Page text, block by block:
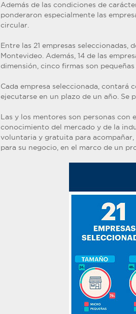
Además de las condiciones de
ponderaron especialmente las
circular.
Entre las 21 empresas seleccionadas,
Montevideo. Además, 14 de las
dimensión, cinco firmas son pequeñas
Cada empresa seleccionada,
ejecutarse en un plazo de un año. Se
Las y los mentores son personas con
conocimiento del mercado y de la
voluntaria y gratuita para acompañar,
para su negocio, en el marco de un